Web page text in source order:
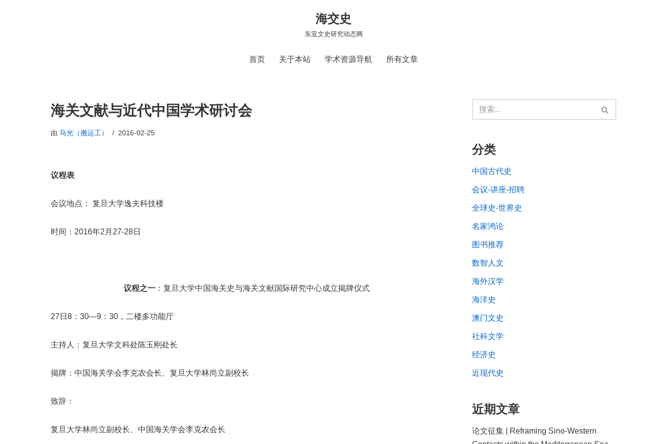
海交史
东亚文史研究动态网
首页 关于本站 学术资源导航 所有文章
海关文献与近代中国学术研讨会
由 马光（搬运工） 2016-02-25
议程表
会议地点： 复旦大学逸夫科技楼
时间：2016年2月27-28日
议程之一：复旦大学中国海关史与海关文献国际研究中心成立揭牌仪式
27日8：30—9：30，二楼多功能厅
主持人：复旦大学文科处陈玉刚处长
揭牌：中国海关学会李克农会长、复旦大学林尚立副校长
致辞：
复旦大学林尚立副校长、中国海关学会李克农会长
分类
中国古代史
会议-讲座-招聘
全球史-世界史
名家鸿论
图书推荐
数智人文
海外汉学
海洋史
澳门文史
社科文学
经济史
近现代史
近期文章
论文征集 | Reframing Sino-Western